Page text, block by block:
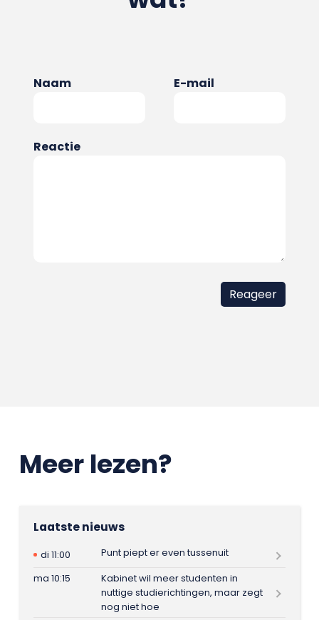
Naam E-mail
Reactie
Meer lezen?
Laatste nieuws
di 11:00
Punt piept er even tussenuit
ma 10:15
Kabinet wil meer studenten in
nuttige studierichtingen, maar zegt
nog niet hoe